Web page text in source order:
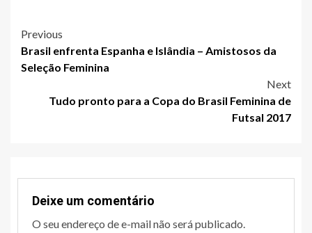
Post
navigation
Previous
Brasil enfrenta Espanha e Islândia – Amistosos da
Seleção Feminina
Next
Tudo pronto para a Copa do Brasil Feminina de
Futsal 2017
Deixe um comentário
O seu endereço de e-mail não será publicado.